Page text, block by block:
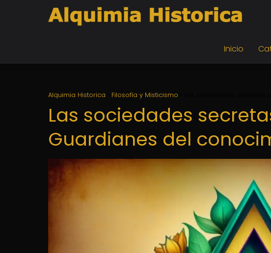
Inicio
Alquimia Historica Filosofía y Misticismo
Las sociedades
Guardianes del